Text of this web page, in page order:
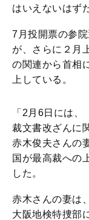
はいえないはず
7月投開票の参
が、さらに２月
の関連から首相
上している。
「2月6日には
裁文書改ざんに
赤木俊夫さんの
国が最高裁への
した。
赤木さんの妻は
大阪地検特捜部